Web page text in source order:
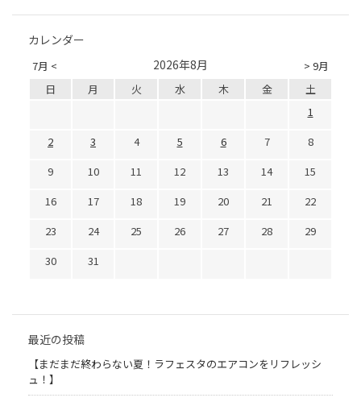
カレンダー
7月 < > 9月
2026年8月
日 月 火 水 木 金
土
1
2
3 4 5 6 7
8
9
10 11 12 13 14
15
16
17 18 19 20 21
22
23
24 25 26 27 28
29
30
31
最近の投稿
【まだまだ終わらない夏！ラフェスタのエアコンをリフレッシ
ュ！】